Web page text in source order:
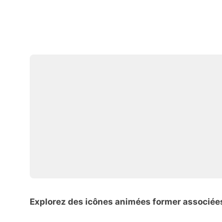
Explorez des icônes animées former